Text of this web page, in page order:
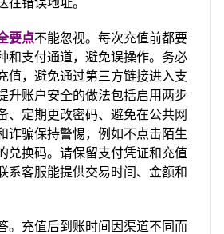
要点不能忽视。每次充值前都要
和支付通道，避免误操作。务必
值，避免通过第三方链接进入支
升账户安全的做法包括启用两步
、定期更改密码、避免在公共网
诈骗保持警惕，例如不点击陌生
兑换码。请保留支付凭证和充值
系客服能提供交易时间、金额和
。充值后到账时间因渠道不同而